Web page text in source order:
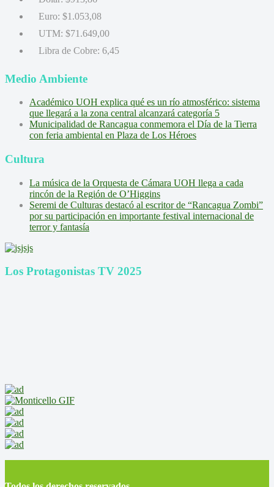
Euro: $1.053,08
UTM: $71.649,00
Libra de Cobre: 6,45
Medio Ambiente
Académico UOH explica qué es un río atmosférico: sistema
que llegará a la zona central alcanzará categoría 5
Municipalidad de Rancagua conmemora el Día de la Tierra
con feria ambiental en Plaza de Los Héroes
Cultura
La música de la Orquesta de Cámara UOH llega a cada
rincón de la Región de O’Higgins
Seremi de Culturas destacó al escritor de “Rancagua Zombi”
por su participación en importante festival internacional de
terror y fantasía
Los Protagonistas TV 2025